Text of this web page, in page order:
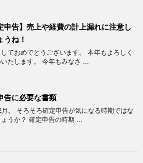
申告】売上や経費の計上漏れに注意し
うね！
ておめでとうございます。 本年もよろしく
たします。 今年もみなさ ...
告に必要な書類
月。 そろそろ確定申告が気になる時期ではな
うか？ 確定申告の時期 ...